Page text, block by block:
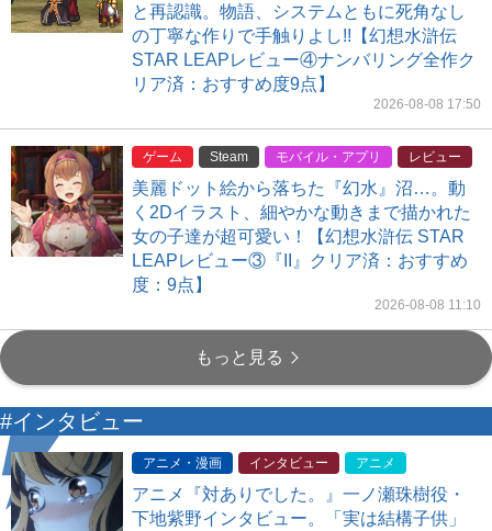
と再認識。物語、システムともに死角なし
の丁寧な作りで手触りよし!!【幻想水滸伝
STAR LEAPレビュー④ナンバリング全作ク
リア済：おすすめ度9点】
2026-08-08 17:50
ゲーム Steam モバイル・アプリ レビュー
美麗ドット絵から落ちた『幻水』沼…。動
く2Dイラスト、細やかな動きまで描かれた
女の子達が超可愛い！【幻想水滸伝 STAR
LEAPレビュー③『II』クリア済：おすすめ
度：9点】
2026-08-08 11:10
もっと見る
#インタビュー
アニメ・漫画 インタビュー アニメ
アニメ『対ありでした。』一ノ瀬珠樹役・
下地紫野インタビュー。「実は結構子供」